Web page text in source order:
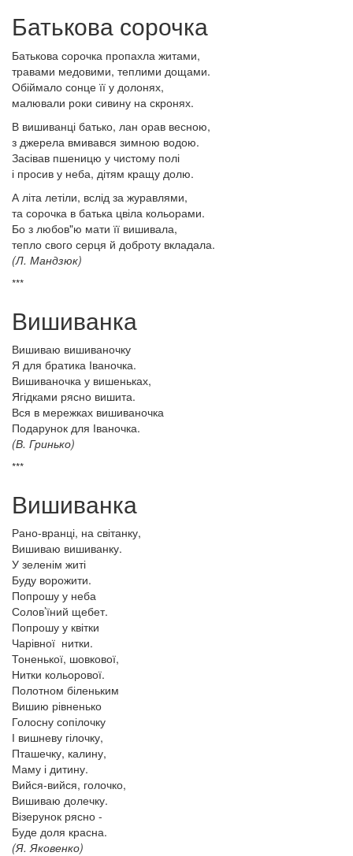
Батькова сорочка
Батькова сорочка пропахла житами,
травами медовими, теплими дощами.
Обіймало сонце її у долонях,
малювали роки сивину на скронях.
В вишиванці батько, лан орав весною,
з джерела вмивався зимною водою.
Засівав пшеницю у чистому полі
і просив у неба, дітям кращу долю.
А літа летіли, вслід за журавлями,
та сорочка в батька цвіла кольорами.
Бо з любов"ю мати її вишивала,
тепло свого серця й доброту вкладала.
(Л. Мандзюк)
***
Вишиванка
Вишиваю вишиваночку
Я для братика Іваночка.
Вишиваночка у вишеньках,
Ягідками рясно вишита.
Вся в мережках вишиваночка
Подарунок для Іваночка.
(В. Гринько)
***
Вишиванка
Рано-вранці, на світанку,
Вишиваю вишиванку.
У зеленім житі
Буду ворожити.
Попрошу у неба
Солов’їний щебет.
Попрошу у квітки
Чарівної нитки.
Тоненької, шовкової,
Нитки кольорової.
Полотном біленьким
Вишию рівненько
Голосну сопілочку
І вишневу гілочку,
Пташечку, калину,
Маму і дитину.
Вийся-вийся, голочко,
Вишиваю долечку.
Візерунок рясно -
Буде доля красна.
(Я. Яковенко)